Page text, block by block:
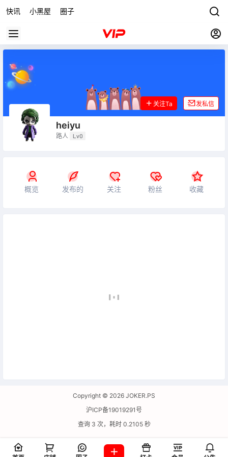
快讯 小黑屋 圈子
heiyu
路人 Lv0
关注Ta 发私信
概览 发布的 关注 粉丝 收藏
Copyright © 2026 JOKER.PS
沪ICP备19019291号
查询 3 次，耗时 0.2105 秒